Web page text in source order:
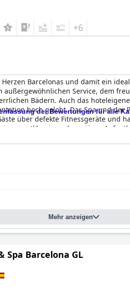
+6
Herzen Barcelonas und damit ein
außergewöhnlichen Service, dem
Bädern. Auch das
hoch gelobt. Das Spa und der
über defekte Fitnessgeräte und
erstklassigen, luxuriösen
der Bewertungen für alle
Mehr anzeigen
Spa Barcelona GL